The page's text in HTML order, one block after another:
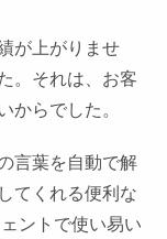
が上がりませ
。それは、お客
からでした。
言葉を自動で解
てくれる便利な
ントで使い易い